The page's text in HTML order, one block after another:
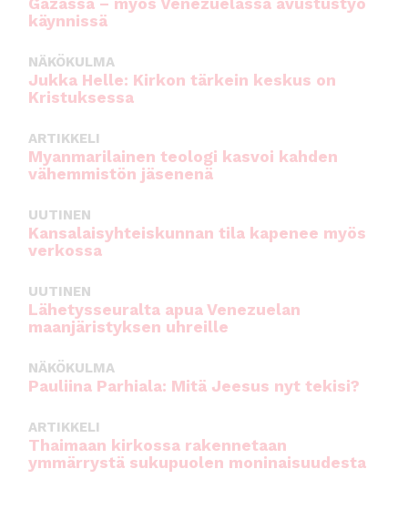
Gazassa – myös Venezuelassa avustustyö
käynnissä
NÄKÖKULMA
Jukka Helle: Kirkon tärkein keskus on
Kristuksessa
ARTIKKELI
Myanmarilainen teologi kasvoi kahden
vähemmistön jäsenenä
UUTINEN
Kansalaisyhteiskunnan tila kapenee myös
verkossa
UUTINEN
Lähetysseuralta apua Venezuelan
maanjäristyksen uhreille
NÄKÖKULMA
Pauliina Parhiala: Mitä Jeesus nyt tekisi?
ARTIKKELI
Thaimaan kirkossa rakennetaan
ymmärrystä sukupuolen moninaisuudesta